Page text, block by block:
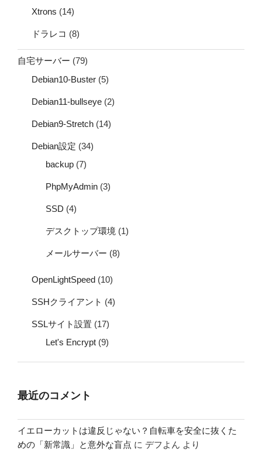
Xtrons (14)
ドラレコ (8)
自宅サーバー (79)
Debian10-Buster (5)
Debian11-bullseye (2)
Debian9-Stretch (14)
Debian設定 (34)
backup (7)
PhpMyAdmin (3)
SSD (4)
デスクトップ環境 (1)
メールサーバー (8)
OpenLightSpeed (10)
SSHクライアント (4)
SSLサイト設置 (17)
Let's Encrypt (9)
最近のコメント
イエローカットは違反じゃない？自転車を安全に抜くた
めの「新常識」と意外な盲点 に デフよん より